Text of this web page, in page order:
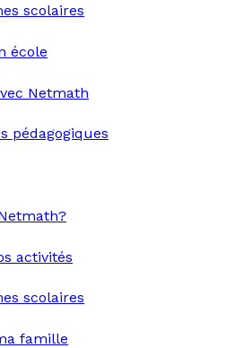
scolaires
école
Netmath
pédagogiques
activités
scolaires
famille